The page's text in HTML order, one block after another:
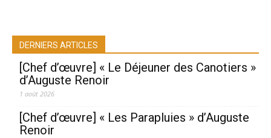
DERNIERS ARTICLES
[Chef d’œuvre] « Le Déjeuner des Canotiers »
d’Auguste Renoir
1 août 2026
[Chef d’œuvre] « Les Parapluies » d’Auguste
Renoir